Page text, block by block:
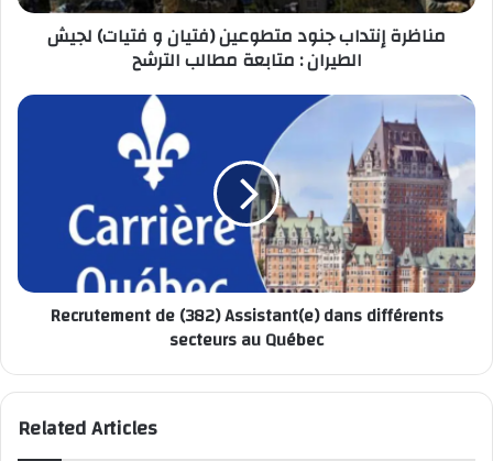
الطيران
الترشح
مناظرة إنتداب جنود متطوعين (فتيان و فتيات) لجيش
الطيران : متابعة مطالب الترشح
Recrutement
différents
secteurs
Québec
Recrutement de (382) Assistant(e) dans différents
secteurs au Québec
Related Articles